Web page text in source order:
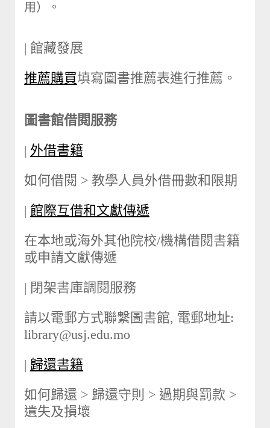
用）。
| 館藏發展
推薦購買填寫圖書推薦表進行推薦。
圖書館借閱服務
| 外借書籍
如何借閱 > 教學人員外借冊數和限期
| 館際互借和文獻傳遞
在本地或海外其他院校/機構借閱書籍
或申請文獻傳遞
| 閉架書庫調閱服務
請以電郵方式聯繫圖書館, 電郵地址:
library@usj.edu.mo
| 歸還書籍
如何歸還 > 歸還守則 > 過期與罰款 >
遺失及損壞